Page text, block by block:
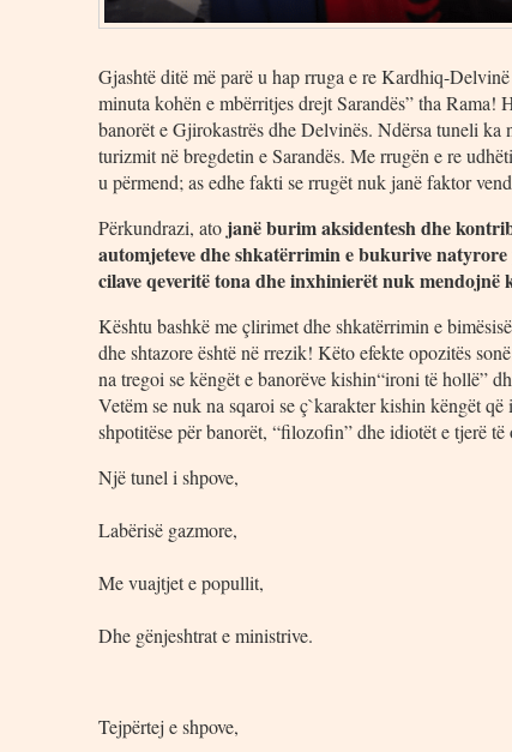
Gjashtë ditë më parë u hap rruga e re Kardhiq-
minuta kohën e mbërritjes drejt Sarandës” tha Rama!
banorët e Gjirokastrës dhe Delvinës. Ndërsa tuneli
turizmit në bregdetin e Sarandës. Me rrugën e re
u përmend; as edhe fakti se rrugët nuk janë faktor
Përkundrazi, ato janë burim aksidentesh dhe
automjeteve dhe shkatërrimin e bukurive
cilave qeveritë tona dhe inxhinierët nuk mendojnë
Kështu bashkë me çlirimet dhe shkatërrimin e
dhe shtazore është në rrezik! Këto efekte opozitës
na tregoi se këngët e banorëve kishin“ironi të hollë”
Vetëm se nuk na sqaroi se ç`karakter kishin këngët
shpotitëse për banorët, “filozofin” dhe idiotët e tjerë të
Një tunel i shpove,
Labërisë gazmore,
Me vuajtjet e popullit,
Dhe gënjeshtrat e ministrive.
Tejpërtej e shpove,